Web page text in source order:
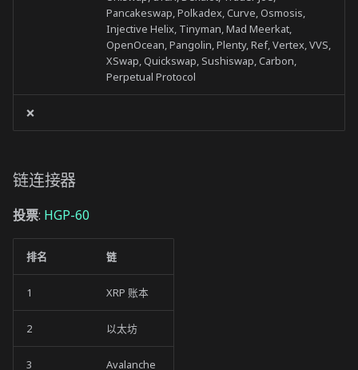
Pancakeswap, Polkadex, Curve, Osmosis,
Injective Helix, Tinyman, Mad Meerkat,
OpenOcean, Pangolin, Plenty, Ref, Vertex, VVS,
XSwap, Quickswap, Sushiswap, Carbon,
Perpetual Protocol
❌
链连接器
投票: HGP-60
排名 链
1 XRP 账本
2 以太坊
3 Avalanche